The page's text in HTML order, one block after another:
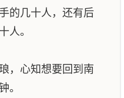
的几十人，还有后
人。
心知想要回到南
。